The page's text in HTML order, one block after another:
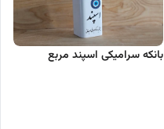
بانکه سرامیکی اسپند مربع